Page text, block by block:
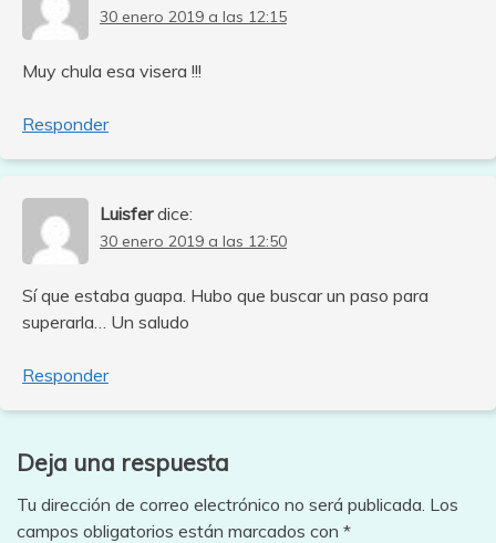
30 enero 2019 a las 12:15
Muy chula esa visera !!!
Responder
Luisfer dice:
30 enero 2019 a las 12:50
Sí que estaba guapa. Hubo que buscar un paso para
superarla… Un saludo
Responder
Deja una respuesta
Tu dirección de correo electrónico no será publicada. Los
campos obligatorios están marcados con *